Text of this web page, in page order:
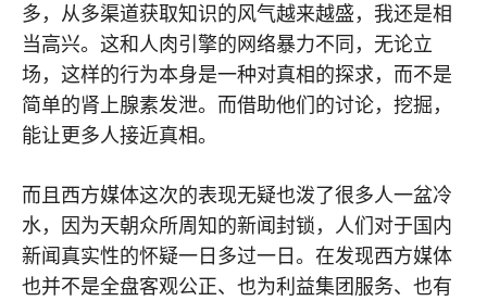
多，从多渠道获取知识的风气越来越盛，我还是相
当高兴。这和人肉引擎的网络暴力不同，无论立
场，这样的行为本身是一种对真相的探求，而不是
简单的肾上腺素发泄。而借助他们的讨论，挖掘，
能让更多人接近真相。
而且西方媒体这次的表现无疑也泼了很多人一盆冷
水，因为天朝众所周知的新闻封锁，人们对于国内
新闻真实性的怀疑一日多过一日。在发现西方媒体
也并不是全盘客观公正、也为利益集团服务、也有